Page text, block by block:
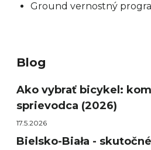
Ground vernostný
Blog
Ako vybrať bicykel:
sprievodca (2026)
17.5.2026
Bielsko-Biała -